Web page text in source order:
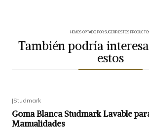
HEMOS OPTADO POR SUGERIR ESTOS
También podría
estos
|Studmark
Goma Blanca Studmark Lavable
Manualidades